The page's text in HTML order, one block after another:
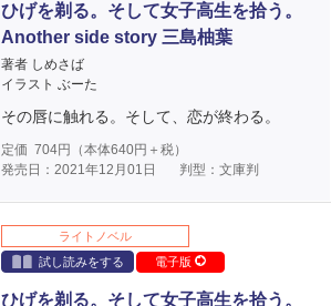
ひげを剃る。そして女子高生を拾う。
Another side story 三島柚葉
著者 しめさば
イラスト ぶーた
その唇に触れる。そして、恋が終わる。
定価 704円（本体640円＋税）
発売日：2021年12月01日
判型：文庫判
ライトノベル
試し読みをする
電子版
ひげを剃る。そして女子高生を拾う。